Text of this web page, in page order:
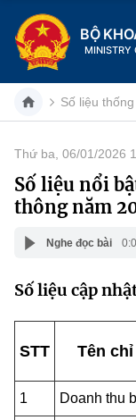
BỘ
MINISTRY
Danh mục
Trang chủ
Giới thiệu
Chức năng
Lịch sử phát
Tin tức sự kiện
Đổi mới sáng
Hệ thống văn bản
Số liệu
Thứ ba, 06/01/2026
Số liệu nổi
thông năm
Nghe đọc bài
Số liệu cập
STT Tên
1 Doanh thu